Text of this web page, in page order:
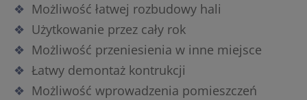
Możliwość łatwej rozbudowy hali
Użytkowanie przez cały rok
Możliwość przeniesienia w inne miejsce
Łatwy demontaż kontrukcji
Możliwość wprowadzenia pomieszczeń